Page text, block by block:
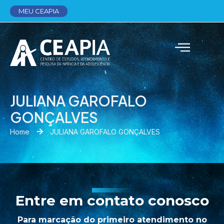
MEU CEAPIA
JULIANA GAROFALO
GONÇALVES
Home JULIANA GAROFALO GONÇALVES
Entre em contato conosco
Para marcação do primeiro atendimento no